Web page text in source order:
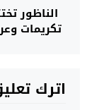
الناظور
تكريمات
اترك